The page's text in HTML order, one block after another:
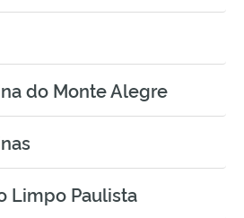
do Monte Alegre
Limpo Paulista